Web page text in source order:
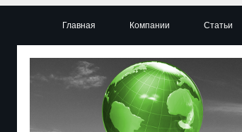
Главная Компании Статьи